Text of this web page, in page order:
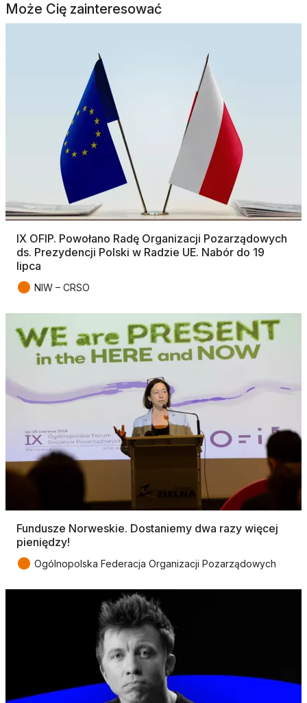
Może Cię zainteresować
IX OFIP. Powołano Radę Organizacji Pozarządowych
ds. Prezydencji Polski w Radzie UE. Nabór do 19
lipca
● NIW – CRSO
Fundusze Norweskie. Dostaniemy dwa razy więcej
pieniędzy!
● Ogólnopolska Federacja Organizacji Pozarządowych